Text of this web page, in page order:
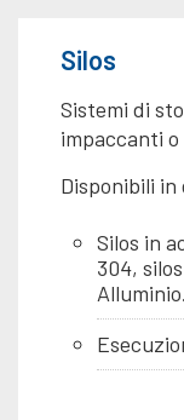
Silos
Sistemi di
impaccanti
Disponibili in
Silos in
304,
Alluminio.